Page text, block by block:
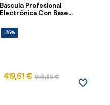
Báscula Profesional
Electrónica Con Base...
-35%
419,61 € 645,55 €
favorite_border